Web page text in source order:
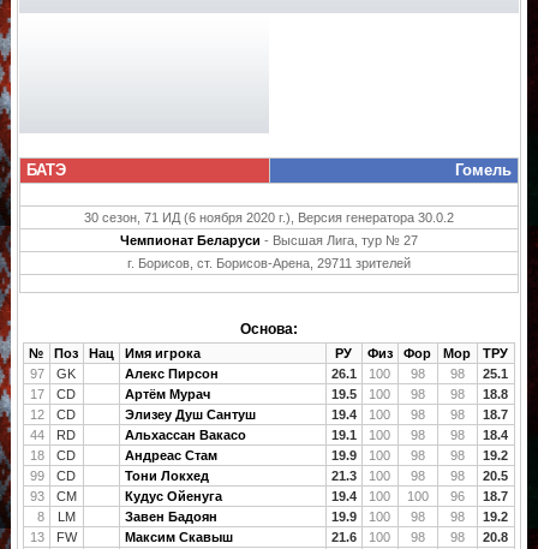
БАТЭ Гомель
30 сезон, 71 ИД (6 ноября 2020 г.), Версия генератора 30.0.2
Чемпионат Беларуси - Высшая Лига, тур № 27
г. Борисов, ст. Борисов-Арена, 29711 зрителей
Основа:
№ Поз Нац Имя игрока РУ Физ Фор Мор
ТРУ
97
GK Алекс Пирсон 26.1 100 98 98
25.1
17
CD Артём Мурач 19.5 100 98 98
18.8
12
CD Элизеу Душ Сантуш 19.4 100 98 98
18.7
44
RD Альхассан Вакасо 19.1 100 98 98
18.4
18
CD Андреас Стам 19.9 100 98 98
19.2
99
CD Тони Локхед 21.3 100 98 98
20.5
93
CM Кудус Ойенуга 19.4 100 100 96
18.7
8
LM Завен Бадоян 19.9 100 98 98
19.2
13
FW Максим Скавыш 21.6 100 98 98
20.8